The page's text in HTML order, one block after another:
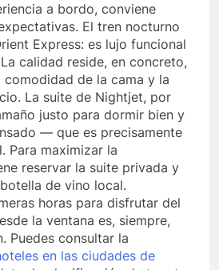
a bordo, conviene
El tren nocturno
Express: es lujo funcional
calidad reside, en concreto,
de la cama y la
La suite de Nightjet, por
justo para dormir bien y
— que es precisamente
Para maximizar la
reservar la suite privada y
de vino local.
horas para disfrutar del
la ventana es, siempre,
Puedes consultar la
en las ciudades de